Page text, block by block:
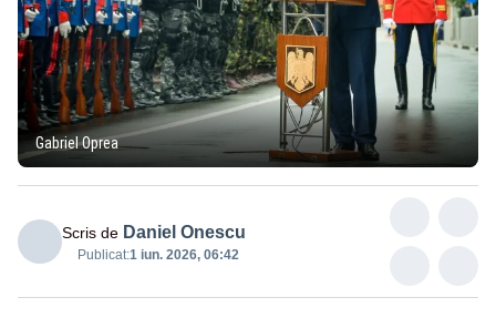
Gabriel Oprea
Scris de Daniel Onescu
Publicat:1 iun. 2026, 06:42